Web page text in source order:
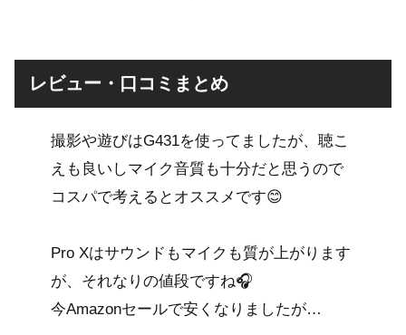
レビュー・口コミまとめ
撮影や遊びはG431を使ってましたが、聴こ
えも良いしマイク音質も十分だと思うので
コスパで考えるとオススメです😊
Pro Xはサウンドもマイクも質が上がります
が、それなりの値段ですね🎧
今Amazonセールで安くなりましたが…